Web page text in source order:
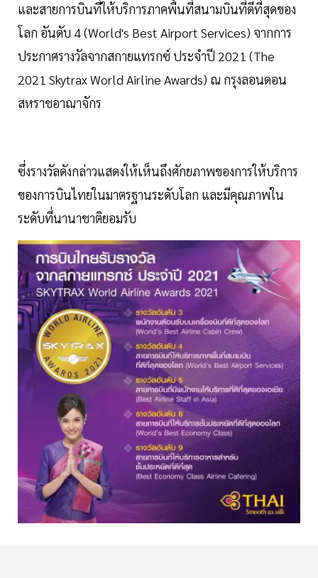
และสายการบินที่ให้บริการภาคพื้นที่สนามบินที่ดีที่สุดของ
โลก อันดับ 4 (World's Best Airport Services) จากการ
ประกาศรางวัลจากสกายแทรกซ์ ประจำปี 2021 (The
2021 Skytrax World Airline Awards) ณ กรุงลอนดอน
สหราชอาณาจักร
ซึ่งรางวัลดังกล่าวแสดงให้เห็นถึงศักยภาพของการให้บริการ
ของการบินไทยในมาตรฐานระดับโลก และมีคุณภาพใน
ระดับที่นานาชาติยอมรับ